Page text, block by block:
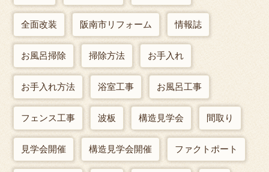
全面改装 阪南市リフォーム 情報誌
お風呂掃除 掃除方法 お手入れ
お手入れ方法 浴室工事 お風呂工事
フェンス工事 波板 構造見学会 間取り
見学会開催 構造見学会開催 ファクトポート